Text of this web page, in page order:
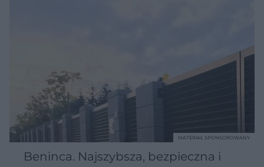
Beninca. Najszybsza, bezpieczna i
MATERIAŁ SPONSOROWANY